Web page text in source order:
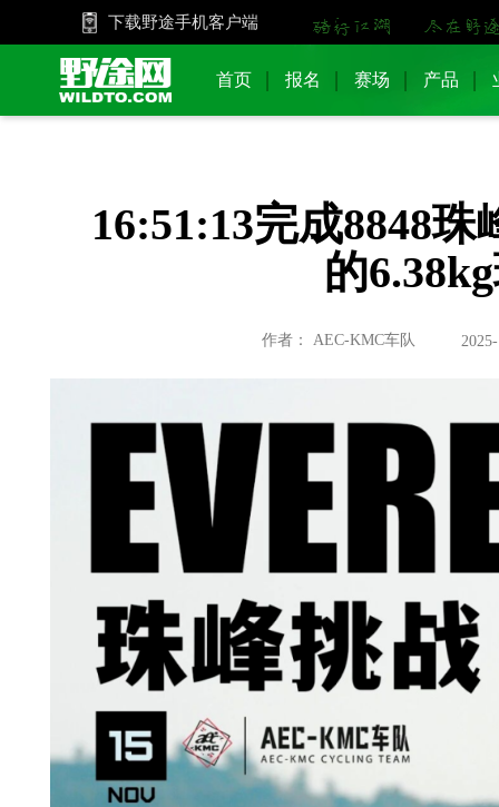
下载野途手机客户端
首页 报名 赛场 产品
16:51:13完成8848
的
作者： AEC-KMC车队